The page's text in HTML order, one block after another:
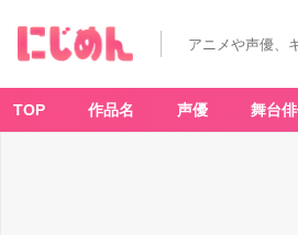
アニメや声優、
TOP 作品名 声優 舞台